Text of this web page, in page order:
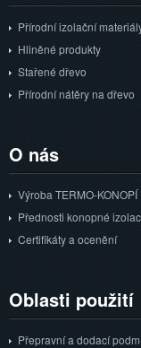
Přírodní izolační
Hliněné produkty
Stařené dřevo
Přírodní nátěry na dřevo
O nás
Výroba TERMO-KONOPÍ
Přednosti konopné
Certifikáty a ocenění
Oblasti použití
Přepravní a dodací